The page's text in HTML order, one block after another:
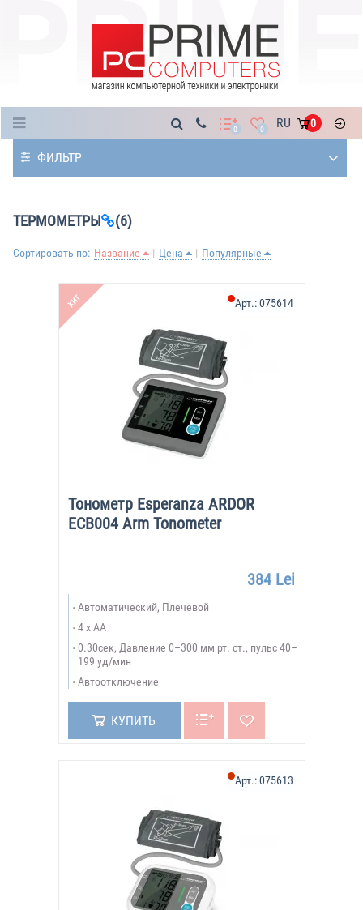
0 0 RU 0
ФИЛЬТР
ТЕРМОМЕТРЫ (6)
Сортировать по: Название Цена Популярные
ХИТ
Тонометр Esperanza ARDOR
ECB004 Arm Tonometer
Арт.:075614
384 Lei
Автоматический, Плечевой
4 x AA
0.30сек, Давление 0–300 мм рт. ст., пульс 40–
199 уд/мин
Автоотключение
КУПИТЬ
Арт.:075613